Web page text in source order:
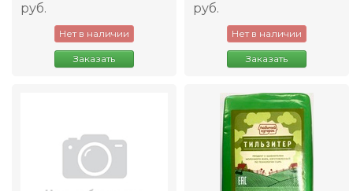
руб.
Нет в наличии
Заказать
руб.
Нет в наличии
Заказать